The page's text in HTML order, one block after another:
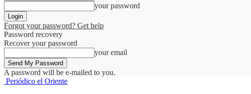
your password
Forgot your password? Get help
Password recovery
Recover your password
your email
A password will be e-mailed to you.
Periódico el Oriente